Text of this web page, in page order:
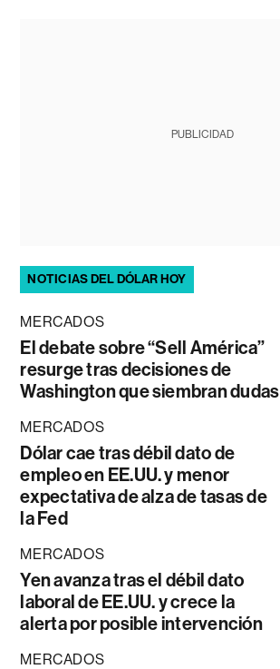
PUBLICIDAD
NOTICIAS DEL DÓLAR HOY
MERCADOS
El debate sobre “Sell América”
resurge tras decisiones de
Washington que siembran dudas
MERCADOS
Dólar cae tras débil dato de
empleo en EE.UU. y menor
expectativa de alza de tasas de
la Fed
MERCADOS
Yen avanza tras el débil dato
laboral de EE.UU. y crece la
alerta por posible intervención
MERCADOS